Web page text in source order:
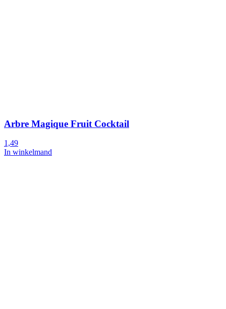
Arbre Magique Fruit Cocktail
1,49
In winkelmand